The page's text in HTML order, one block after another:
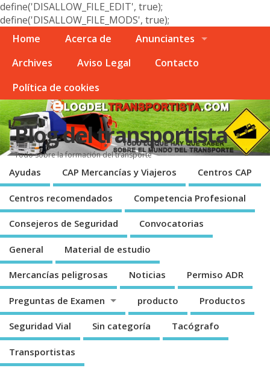
define('DISALLOW_FILE_EDIT', true);
define('DISALLOW_FILE_MODS', true);
Home
Acerca de
Anunciantes
Archives
Aviso Legal
Contacto
Polí­tica de cookies
Blog del transportista
Todo sobre la formación del transporte
Ayudas CAP Mercancí­as y Viajeros Centros CAP
Centros recomendados Competencia Profesional
Consejeros de Seguridad Convocatorias
General Material de estudio
Mercancí­as peligrosas Noticias Permiso ADR
Preguntas de Examen producto Productos
Seguridad Vial Sin categorí­a Tacógrafo
Transportistas